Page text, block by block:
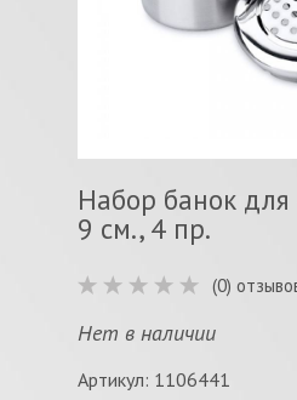
Набор банок для
9 см., 4 пр.
(0)
Нет в наличии
Артикул: 1106441